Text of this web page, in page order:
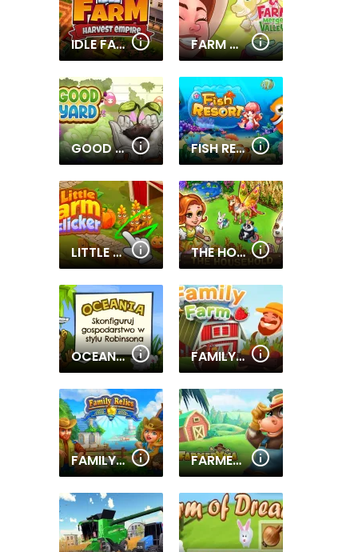
IDLE FARM: HARVEST EMPIRE FARM MERGE VALLEY
GOOD YARD FISH RESORT
LITTLE FARM CLICKER THE HOUSEHOLD
OCEANIA FAMILY FARM
FAMILY RELICS FARMERAMA